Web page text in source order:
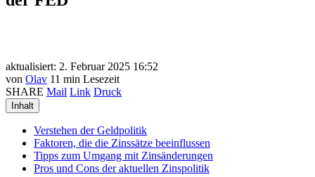
aktualisiert: 2. Februar 2025 16:52
von Olav 11 min Lesezeit
SHARE Mail Link Druck
Inhalt
Verstehen der Geldpolitik
Faktoren, die die Zinssätze beeinflussen
Tipps zum Umgang mit Zinsänderungen
Pros und Cons der aktuellen Zinspolitik